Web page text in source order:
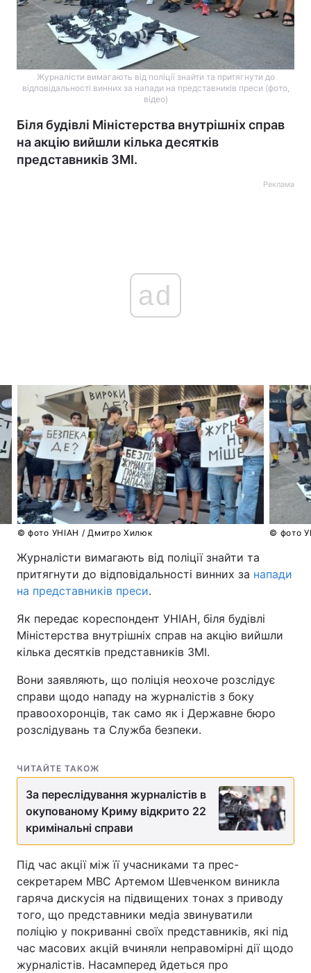
Журналісти вимагають від поліції знайти та притягнути до
відповідальності винних за напади на представників преси (фото,
відео)
Біля будівлі Міністерства внутрішніх справ
на акцію вийшли кілька десятків
представників ЗМІ.
Реклама
ad
© фото УНІАН / Дмитро Хилюк
Журналісти вимагають від поліції знайти та
притягнути до відповідальності винних за напади
на представників преси.
Як передає кореспондент УНІАН, біля будівлі
Міністерства внутрішніх справ на акцію вийшли
кілька десятків представників ЗМІ.
Вони заявляють, що поліція неохоче розслідує
справи щодо нападу на журналістів з боку
правоохоронців, так само як і Державне бюро
розслідувань та Служба безпеки.
ЧИТАЙТЕ ТАКОЖ
За переслідування журналістів в
окупованому Криму відкрито 22
кримінальні справи
Під час акції між її учасниками та прес-
секретарем МВС Артемом Шевченком виникла
гаряча дискусія на підвищених тонах з приводу
того, що представники медіа звинуватили
поліцію у покриванні своїх представників, які під
час масових акцій вчиняли неправомірні дії щодо
журналістів. Насамперед йдеться про